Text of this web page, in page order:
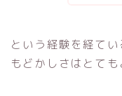
という経験を経て
もどかしさはとても